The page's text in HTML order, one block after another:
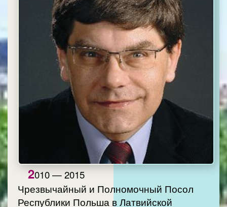
2010 — 2015
Чрезвычайный и Полномочный Посол
Республики Польша в Латвийской